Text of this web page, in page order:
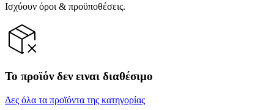
Ισχύουν όροι & προϋποθέσεις.
Το προϊόν δεν ειναι διαθέσιμο
Δες όλα τα προϊόντα της κατηγορίας